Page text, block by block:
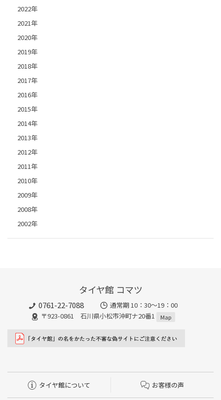
2022年
2021年
2020年
2019年
2018年
2017年
2016年
2015年
2014年
2013年
2012年
2011年
2010年
2009年
2008年
2002年
タイヤ館 コマツ
0761-22-7088
通常期 10：30～19：00
〒923-0861 石川県小松市沖町ナ20番1
Map
タイヤ館について お客様の声